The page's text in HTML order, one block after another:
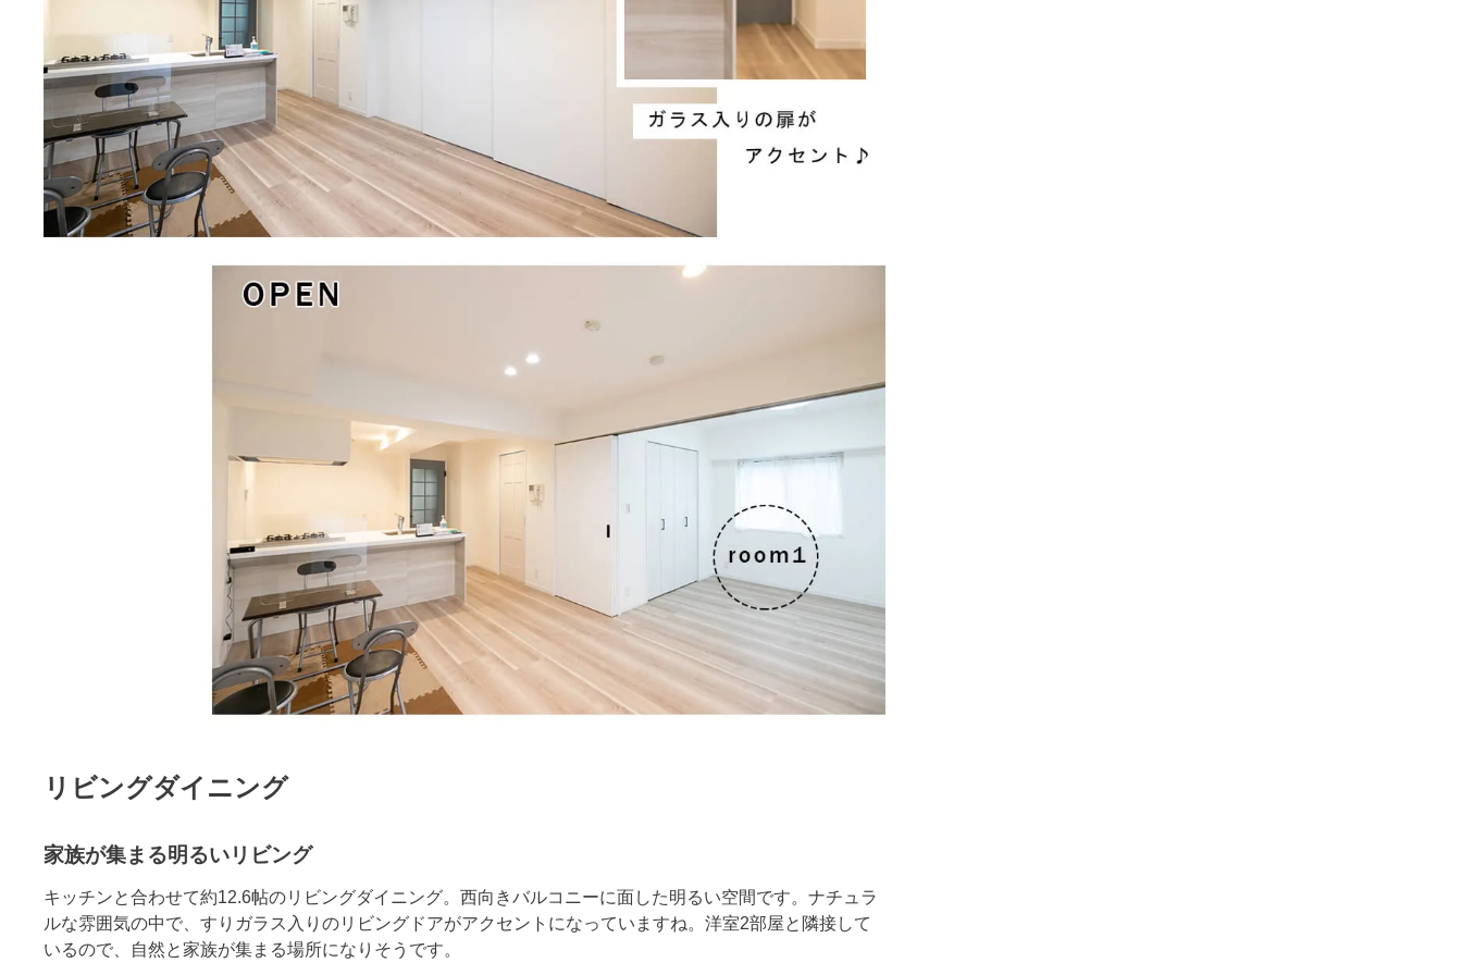
リビングダイニング
家族が集まる明るいリビング
キッチンと合わせて約12.6帖のリビングダイニング。西向きバルコニーに面した明るい空間です。ナチュラ
ルな雰囲気の中で、すりガラス入りのリビングドアがアクセントになっていますね。洋室2部屋と隣接して
いるので、自然と家族が集まる場所になりそうです。